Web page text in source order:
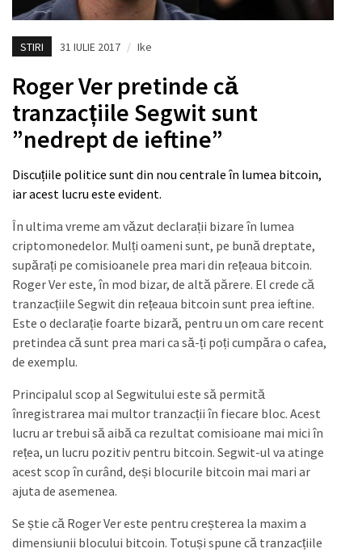
STIRI 31 IULIE 2017 / Ike
Roger Ver pretinde că
tranzacțiile Segwit sunt
”nedrept de ieftine”
Discuțiile politice sunt din nou centrale în lumea bitcoin,
iar acest lucru este evident.
În ultima vreme am văzut declarații bizare în lumea
criptomonedelor. Mulți oameni sunt, pe bună dreptate,
supărați pe comisioanele prea mari din rețeaua bitcoin.
Roger Ver este, în mod bizar, de altă părere. El crede că
tranzacțiile Segwit din rețeaua bitcoin sunt prea ieftine.
Este o declarație foarte bizară, pentru un om care recent
pretindea că sunt prea mari ca să-ți poți cumpăra o cafea,
de exemplu.
Principalul scop al Segwitului este să permită
înregistrarea mai multor tranzacții în fiecare bloc. Acest
lucru ar trebui să aibă ca rezultat comisioane mai mici în
rețea, un lucru pozitiv pentru bitcoin. Segwit-ul va atinge
acest scop în curând, deși blocurile bitcoin mai mari ar
ajuta de asemenea.
Se știe că Roger Ver este pentru creșterea la maxim a
dimensiunii blocului bitcoin. Totuși spune că tranzacțiile